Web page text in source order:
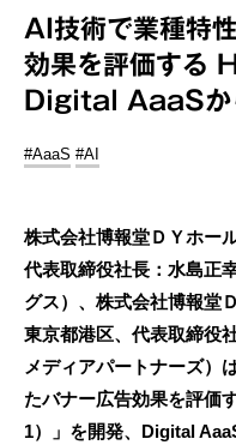
AI技術で業種特
効果を評価する
Digital AaaSか
#AaaS #AI
株式会社博報堂ＤＹホー
代表取締役社長：水島正
グス）、株式会社博報堂
東京都港区、代表取締役
メディアパートナーズ）
たバナー広告効果を評価
1）」を開発、Digital